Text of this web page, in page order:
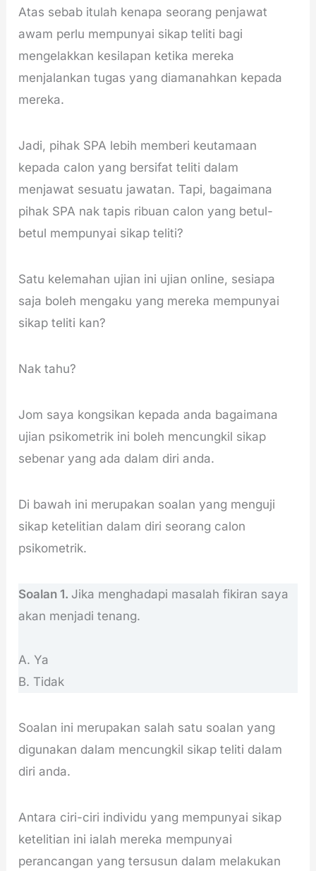
Atas sebab itulah kenapa seorang penjawat
awam perlu mempunyai sikap teliti bagi
mengelakkan kesilapan ketika mereka
menjalankan tugas yang diamanahkan kepada
mereka.
Jadi, pihak SPA lebih memberi keutamaan
kepada calon yang bersifat teliti dalam
menjawat sesuatu jawatan. Tapi, bagaimana
pihak SPA nak tapis ribuan calon yang betul-
betul mempunyai sikap teliti?
Satu kelemahan ujian ini ujian online, sesiapa
saja boleh mengaku yang mereka mempunyai
sikap teliti kan?
Nak tahu?
Jom saya kongsikan kepada anda bagaimana
ujian psikometrik ini boleh mencungkil sikap
sebenar yang ada dalam diri anda.
Di bawah ini merupakan soalan yang menguji
sikap ketelitian dalam diri seorang calon
psikometrik.
Soalan 1. Jika menghadapi masalah fikiran saya
akan menjadi tenang.
A. Ya
B. Tidak
Soalan ini merupakan salah satu soalan yang
digunakan dalam mencungkil sikap teliti dalam
diri anda.
Antara ciri-ciri individu yang mempunyai sikap
ketelitian ini ialah mereka mempunyai
perancangan yang tersusun dalam melakukan